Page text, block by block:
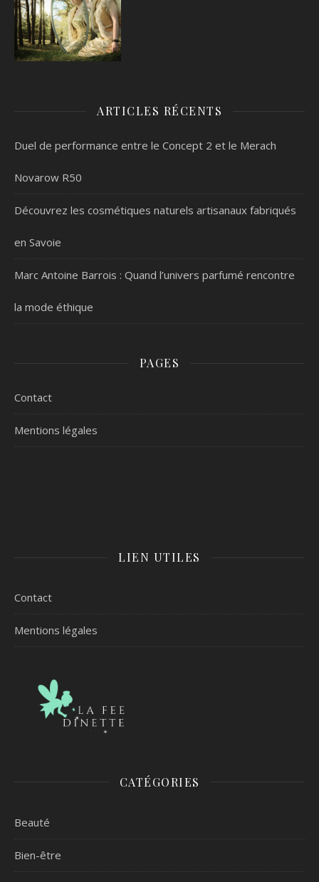
ARTICLES RÉCENTS
Duel de performance entre le Concept 2 et le Merach
Novarow R50
Découvrez les cosmétiques naturels artisanaux fabriqués
en Savoie
Marc Antoine Barrois : Quand l’univers parfumé rencontre
la mode éthique
PAGES
Contact
Mentions légales
LIEN UTILES
Contact
Mentions légales
CATÉGORIES
Beauté
Bien-être